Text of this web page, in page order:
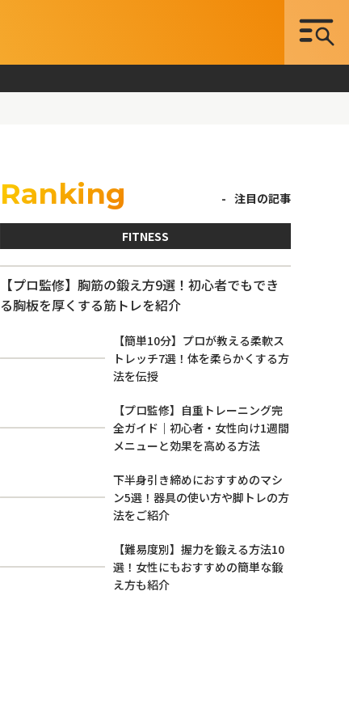
Ranking 注目の記事
FITNESS
【プロ監修】胸筋の鍛え方9選！初心者でもでき
る胸板を厚くする筋トレを紹介
【簡単10分】プロが教える柔軟ス
トレッチ7選！体を柔らかくする方
法を伝授
【プロ監修】自重トレーニング完
全ガイド｜初心者・女性向け1週間
メニューと効果を高める方法
下半身引き締めにおすすめのマシ
ン5選！器具の使い方や脚トレの方
法をご紹介
【難易度別】握力を鍛える方法10
選！女性にもおすすめの簡単な鍛
え方も紹介